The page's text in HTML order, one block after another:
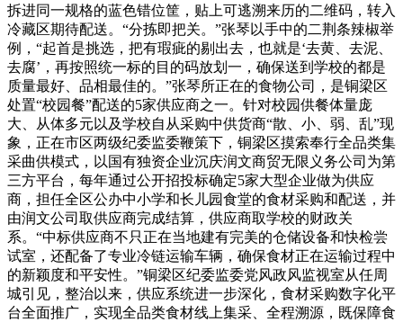
拆进同一规格的蓝色错位筐，贴上可逃溯来历的二维码，转入
冷藏区期待配送。“分拣即把关。”张琴以手中的二荆条辣椒举
例，“起首是挑选，把有瑕疵的剔出去，也就是‘去黄、去泥、
去腐’，再按照统一标的目的码放划一，确保送到学校的都是
质量最好、品相最佳的。”张琴所正在的食物公司，是铜梁区
处置“校园餐”配送的5家供应商之一。针对校园供餐体量庞
大、从体多元以及学校自从采购中供货商“散、小、弱、乱”现
象，正在市区两级纪委监委鞭策下，铜梁区摸索奉行全品类集
采曲供模式，以国有独资企业沉庆润文商贸无限义务公司为第
三方平台，每年通过公开招投标确定5家大型企业做为供应
商，担任全区公办中小学和长儿园食堂的食材采购和配送，并
由润文公司取供应商完成结算，供应商取学校的财政关
系。“中标供应商不只正在当地建有完美的仓储设备和快检尝
试室，还配备了专业冷链运输车辆，确保食材正在运输过程中
的新颖度和平安性。”铜梁区纪委监委党风政风监视室从任周
城引见，整治以来，供应系统进一步深化，食材采购数字化平
台全面推广，实现全品类食材线上集采、全程溯源，既保障食